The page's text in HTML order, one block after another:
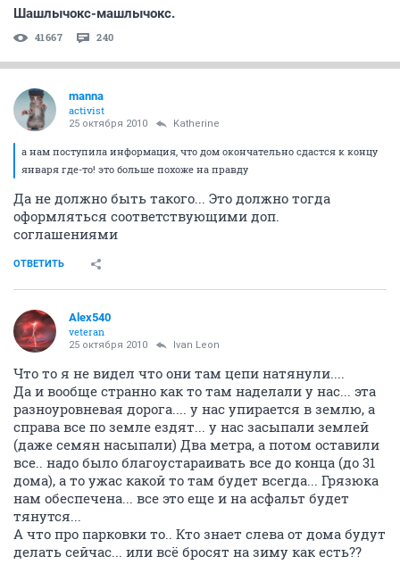
Шашлычокс-машлычокс.
41667 240
manna
activist
25 октября 2010 Katherine
а нам поступила информация, что дом окончательно сдастся к концу
января где-то! это больше похоже на правду
Да не должно быть такого... Это должно тогда
оформляться соответствующими доп.
соглашениями
ОТВЕТИТЬ
Alex540
veteran
25 октября 2010 Ivаn Lеon
Что то я не видел что они там цепи натянули....
Да и вообще странно как то там наделали у нас... эта
разноуровневая дорога.... у нас упирается в землю, а
справа все по земле ездят... у нас засыпали землей
(даже семян насыпали) Два метра, а потом оставили
все.. надо было благоустараивать все до конца (до 31
дома), а то ужас какой то там будет всегда... Грязюка
нам обеспечена... все это еще и на асфальт будет
тянутся...
А что про парковки то.. Кто знает слева от дома будут
делать сейчас... или всё бросят на зиму как есть??